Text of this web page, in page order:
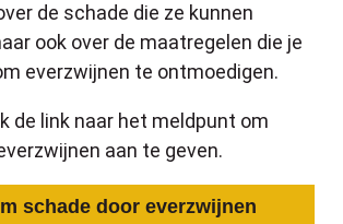
de schade die ze kunnen
ook over de maatregelen die je
everzwijnen te ontmoedigen.
de link naar het meldpunt om
aan te geven.
schade door everzwijnen